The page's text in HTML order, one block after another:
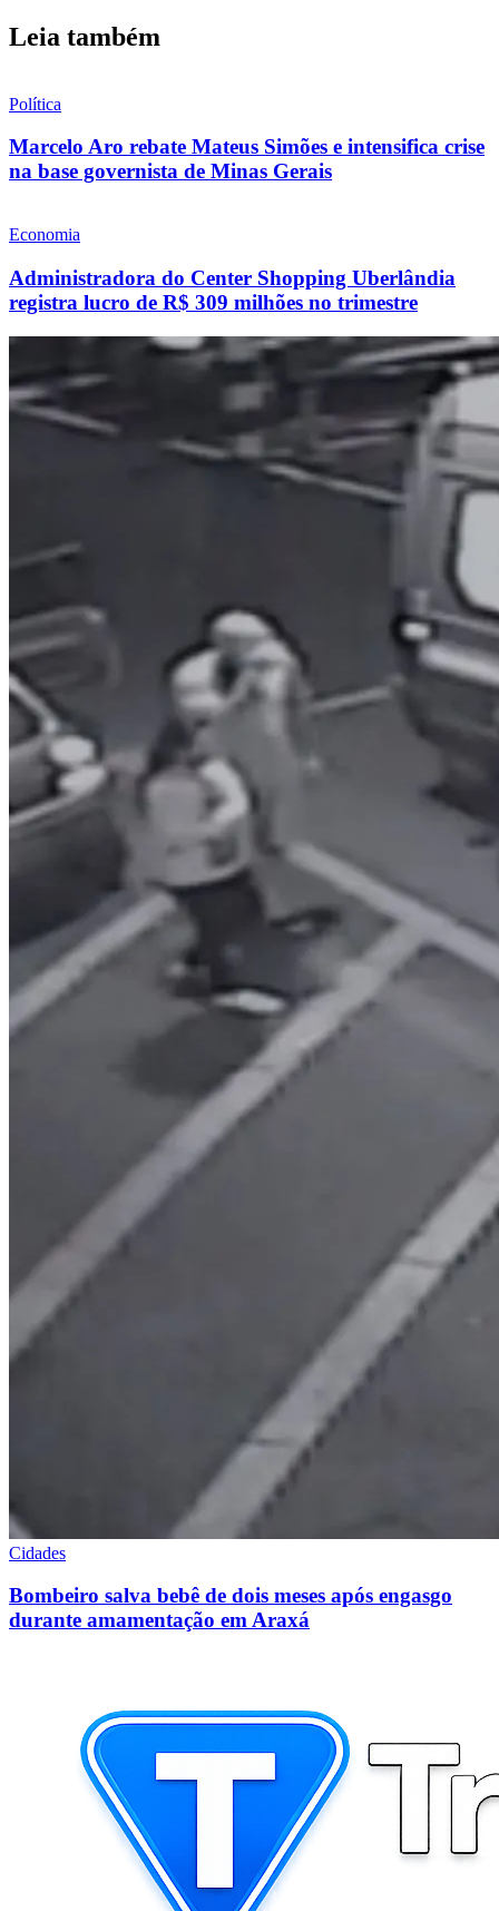
Leia também
Política
Marcelo Aro rebate Mateus Simões e intensifica crise
na base governista de Minas Gerais
Economia
Administradora do Center Shopping Uberlândia
registra lucro de R$ 309 milhões no trimestre
Cidades
Bombeiro salva bebê de dois meses após engasgo
durante amamentação em Araxá